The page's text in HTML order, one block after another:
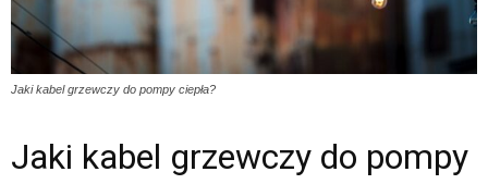
Jaki kabel grzewczy do pompy ciepła?
Jaki kabel grzewczy do pompy